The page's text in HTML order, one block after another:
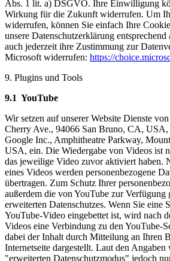
Abs. 1 lit. a) DSGVO. Ihre Einwilligung
Wirkung für die Zukunft widerrufen. Um
widerrufen, können Sie einfach Ihre
unsere Datenschutzerklärung entsprechend
auch jederzeit ihre Zustimmung zur
Microsoft widerrufen: https://
9. Plugins und Tools
9.1 YouTube
Wir setzen auf unserer Website Dienste
Cherry Ave., 94066 San Bruno, CA, USA,
Google Inc., Amphitheatre Parkway,
USA, ein. Die Wiedergabe von Videos ist
das jeweilige Video zuvor aktiviert haben.
eines Videos werden personenbezogene
übertragen. Zum Schutz Ihrer
außerdem die von YouTube zur Verfügung
erweiterten Datenschutzes. Wenn Sie eine
YouTube-Video eingebettet ist, wird nach
Videos eine Verbindung zu den YouTube-
dabei der Inhalt durch Mitteilung an Ihren
Internetseite dargestellt. Laut den
"erweiterten Datenschutzmodus" jedoch